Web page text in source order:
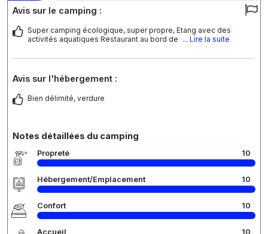
Avis sur le camping :
Super camping écologique, super propre, Etang avec des
activités aquatiques Restaurant au bord de ... Lire la suite
Avis sur l'hébergement :
Bien délimité, verdure
Notes détaillées du camping
Propreté 10
Hébergement/Emplacement 10
Confort 10
Accueil 10